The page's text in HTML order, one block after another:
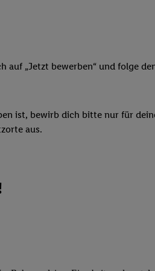
auf „Jetzt bewerben“ und folge
ist, bewirb dich bitte nur für
aus.
verschiedener Endgeräte,
genauer Standortdaten.
personalisierter Werbung.